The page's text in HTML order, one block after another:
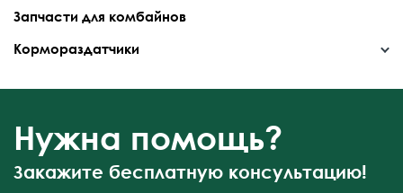
Запчасти для комбайнов
Кормораздатчики
Нужна помощь?
Закажите бесплатную консультацию!